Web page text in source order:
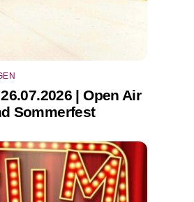
| Open Air
Sommerfest